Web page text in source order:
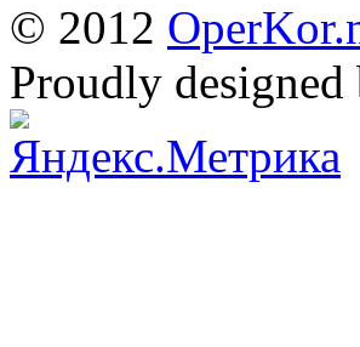
© 2012
Proudly designed